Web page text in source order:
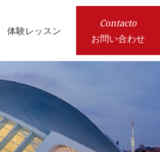
体験レッスン
Contacto
お問い合わせ